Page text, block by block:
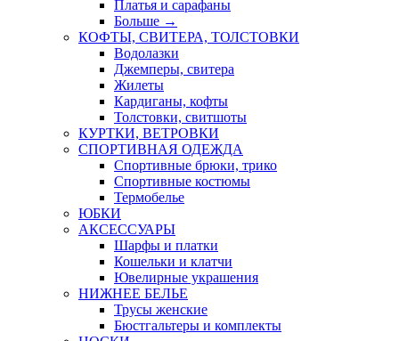
Платья и сарафаны
Больше →
КОФТЫ, СВИТЕРА, ТОЛСТОВКИ
Водолазки
Джемперы, свитера
Жилеты
Кардиганы, кофты
Толстовки, свитшоты
КУРТКИ, ВЕТРОВКИ
СПОРТИВНАЯ ОДЕЖДА
Спортивные брюки, трико
Спортивные костюмы
Термобелье
ЮБКИ
AКСЕССУАРЫ
Шарфы и платки
Кошельки и клатчи
Ювелирные украшения
НИЖНЕЕ БЕЛЬЕ
Трусы женские
Бюстгальтеры и комплекты